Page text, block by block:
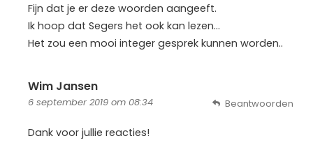
Fijn dat je er deze woorden aangeeft.
Ik hoop dat Segers het ook kan lezen…
Het zou een mooi integer gesprek kunnen worden..
Wim Jansen
6 september 2019 om 08:34
Dank voor jullie reacties!
Beantwoorden